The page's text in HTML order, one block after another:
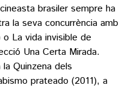
brasiler sempre ha
la seva concurrència amb
La vida invisible de
Una Certa Mirada.
Quinzena dels
prateado (2011), a